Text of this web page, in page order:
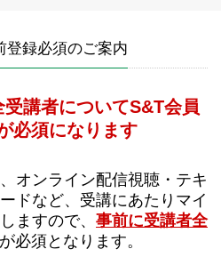
登録必須のご案内
受講者についてS&T会員
必須になります
オンライン配信視聴・テキ
ドなど、受講にあたりマイ
ますので、 事前に受講者全
必須となります。